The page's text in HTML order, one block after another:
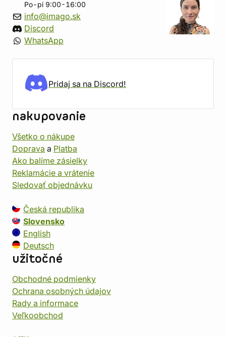
Po-pi 9:00-16:00
info@imago.sk
Discord
WhatsApp
Pridaj sa na Discord!
nakupovanie
Všetko o nákupe
Doprava a Platba
Ako balíme zásielky
Reklamácie a vrátenie
Sledovať objednávku
Česká republika
Slovensko
English
Deutsch
užitočné
Obchodné podmienky
Ochrana osobných údajov
Rady a informace
Veľkoobchod